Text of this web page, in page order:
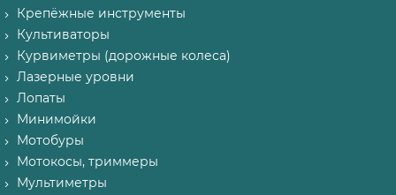
Крепёжные инструменты
Культиваторы
Курвиметры (дорожные колеса)
Лазерные уровни
Лопаты
Минимойки
Мотобуры
Мотокосы, триммеры
Мультиметры